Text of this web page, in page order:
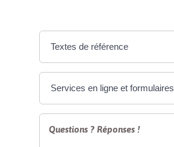
Textes de référence
Services en ligne et formulaires
Questions ? Réponses !